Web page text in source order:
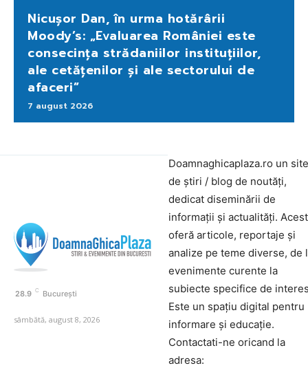
Nicușor Dan, în urma hotărârii
Moody’s: „Evaluarea României este
consecința strădaniilor instituțiilor,
ale cetățenilor și ale sectorului de
afaceri”
7 august 2026
28.9 C București
sâmbătă, august 8, 2026
Doamnaghicaplaza.ro un site
de știri / blog de noutăți,
dedicat diseminării de
informații și actualități.
oferă articole, reportaje și
analize pe teme diverse, de
evenimente curente la
subiecte specifice de
Este un spațiu digital pentru
informare și educație.
Contactati-ne oricand la
adresa: